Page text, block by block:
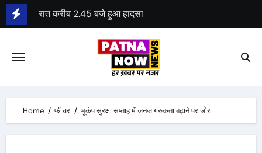
Skip
to
रात करीब 2.45 बजे हुआ हादसा
रेल मंत्री ने हादसे की जांच आईबी को सौंपी
पटना में बिहटा एयरपोर्ट के निर्माण का रास्ता साफ
दूसरी सक्षमता परीक्षा 23 अगस्त से 26 अगस्त तक होगी
Home फीचर भूकंप सुरक्षा सप्ताह में जनजागरुकता बढ़ाने पर जोर